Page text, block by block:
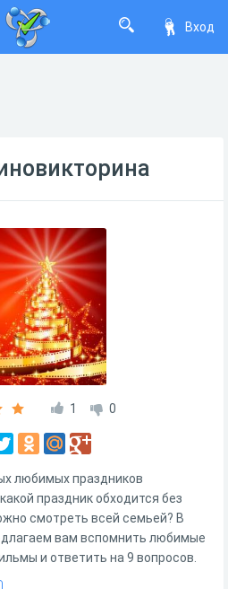
Вход
1 0
любимых праздников
праздник обходится без
смотреть всей семьей? В
вам вспомнить любимые
и ответить на 9 вопросов.